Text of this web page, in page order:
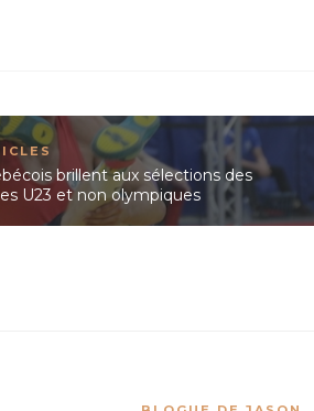
brillent aux sélections des
U23 et non olympiques